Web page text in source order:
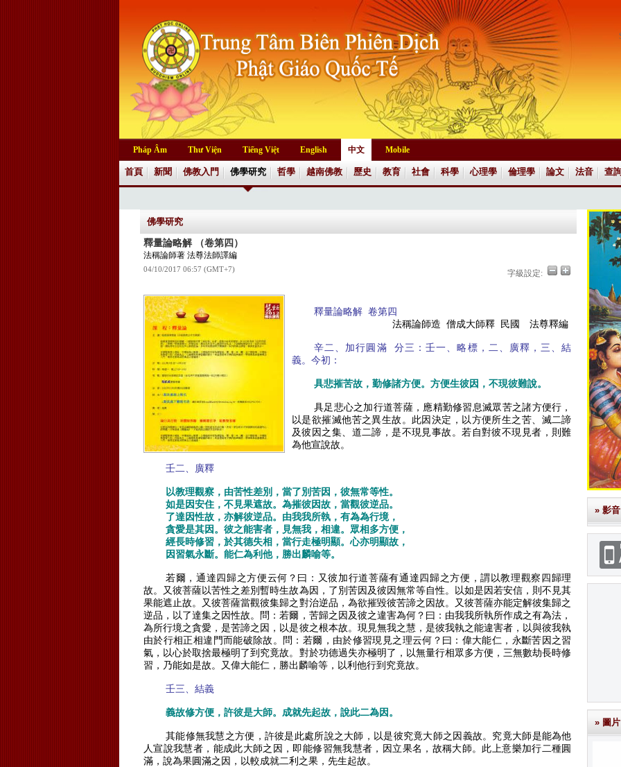
Pháp Âm Thư Viện Tiếng Việt English 中文 Mobile
首頁 新聞 佛教入門 佛學研究 哲學 越南佛教 歷史 教育 社會 科學 心理學 倫理學 論文 法音 查
佛學研究
釋量論略解 （卷第四）
法稱論師著 法尊法師譯編
04/10/2017 06:57 (GMT+7) 字級設定:
釋量論略解 卷第四
法稱論師造
僧成大師釋 民國 法尊釋編
辛二、加行圓滿
分三：壬一、略標，二、廣釋，三、結
義。今初：
具悲摧苦故，勤修諸方便。方便生彼因，不現彼難說。
具足悲心之加行道菩薩，應精勤修習息滅眾苦之諸方便行，
以是欲摧滅他苦之異生故。此因決定，以方便所生之苦、滅二諦
及彼因之集、道二諦，是不現見事故。若自對彼不現見者，則難
為他宣說故。
壬二、廣釋
以教理觀察，由苦性差別，當了別苦因，彼無常等性。
如是因安住，不見果遮故。為摧彼因故，當觀彼逆品。
了達因性故，亦解彼逆品。由我我所執，有為為行境，
貪愛是其因。彼之能害者，見無我，相違。眾相多方便，
經長時修習，於其德失相，當行走極明顯。心亦明顯故，
因習氣永斷。能仁為利他，勝出麟喻等。
若爾，通達四歸之方便云何？曰：又彼加行道菩薩有通達四歸之方便，謂以教理觀察四歸理
故。又彼菩薩以苦性之差別暫時生故為因，了別苦因及彼因無常等自性。以如是因若安信，則不見其
果能遮止故。又彼菩薩當觀彼集歸之對治逆品，為欲摧毀彼苦諦之因故。又彼菩薩亦能定解彼集歸之
逆品，以了達集之因性故。問：若爾，苦歸之因及彼之違害為何？曰：由我我所執所作成之有為法，
為所行境之貪愛，是苦諦之因，以是彼之根本故。現見無我之慧，是彼我執之能違害者，以與彼我執
由於行相正相違門而能破除故。問：若爾，由於修習現見之理云何？曰：偉大能仁，永斷苦因之習
氣，以心於取捨最極明了到究竟故。對於功德過失亦極明了，以無量行相眾多方便，三無數劫長時修
習，乃能如是故。又偉大能仁，勝出麟喻等，以利他行到究竟故。
壬三、結義
義故修方便，許彼是大師。成就先起故，說此二為因。
其能修無我慧之方便，許彼是此處所說之大師，以是彼究竟大師之因義故。究竟大師是能為他
人宣說我慧者，能成此大師之因，即能修習無我慧者，因立果名，故稱大師。此上意樂加行二種圓
滿，說為果圓滿之因，以較成就二利之果，先生起故。
» 影音
» 圖片